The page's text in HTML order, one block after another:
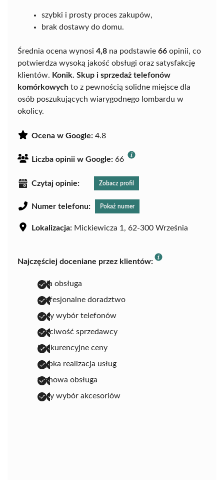
szybki i prosty proces zakupów,
brak dostawy do domu.
Średnia ocena wynosi 4,8 na podstawie 66 opinii, co
potwierdza wysoką jakość obsługi oraz satysfakcję
klientów. Konik. Skup i sprzedaż telefonów
komórkowych to z pewnością solidne miejsce dla
osób poszukujących wiarygodnego lombardu w
okolicy.
Ocena w Google: 4.8
Liczba opinii w Google: 66
Czytaj opinie: Zobacz profil
Numer telefonu: Pokaż numer
Lokalizacja: Mickiewicza 1, 62-300 Września
Najczęściej doceniane przez klientów:
miła obsługa
profesjonalne doradztwo
duży wybór telefonów
uczciwość sprzedawcy
konkurencyjne ceny
szybka realizacja usług
fachowa obsługa
duży wybór akcesoriów